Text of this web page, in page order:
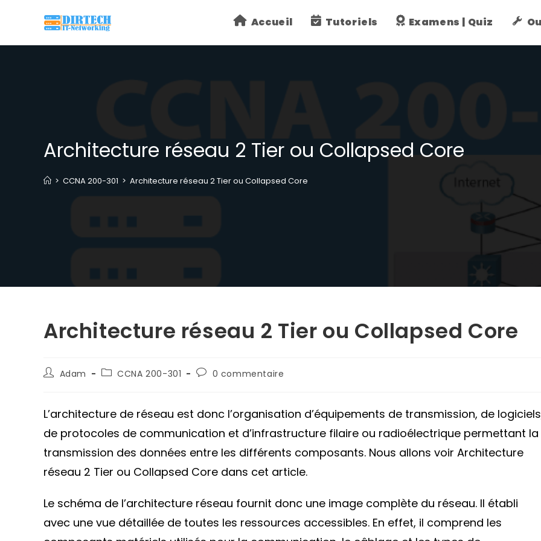
Accueil Tutoriels Examens | Quiz
Architecture réseau 2 Tier ou Collapsed Core
> CCNA 200-301 > Architecture réseau 2 Tier ou Collapsed Core
Architecture réseau 2 Tier ou Collapsed Core
Auteur/autrice
Adam
PostCCNA 200-301
Commentaires
0 commentaire
L’architecture de réseau est donc l’organisation d’équipements de transmission, de
de protocoles de communication et d’infrastructure filaire ou radioélectrique permettant la
transmission des données entre les différents composants. Nous allons voir Architecture
réseau 2 Tier ou Collapsed Core dans cet article.
Le schéma de l’architecture réseau fournit donc une image complète du réseau. Il établi
avec une vue détaillée de toutes les ressources accessibles. En effet, il comprend les